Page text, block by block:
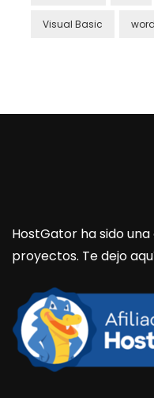
Visual Basic
HostGator ha sido
proyectos. Te dejo